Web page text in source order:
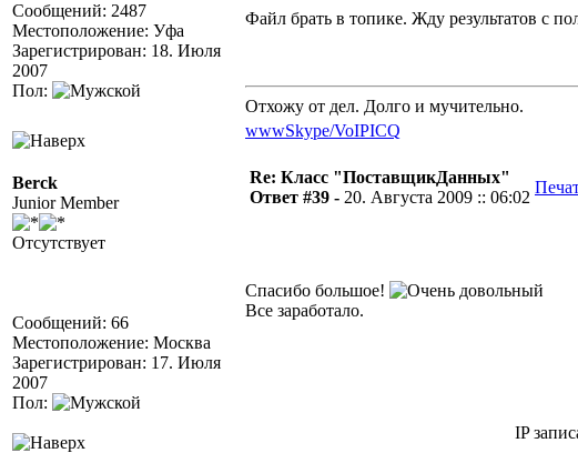
Сообщений: 2487
Местоположение: Уфа
Зарегистрирован: 18. Июля
2007
Пол:
Файл брать в топике. Жду результатов с
Отхожу от дел. Долго и мучительно.
wwwSkype/VoIPICQ
Berck
Junior Member
Отсутствует
Сообщений: 66
Местоположение: Москва
Зарегистрирован: 17. Июля
2007
Пол:
Re: Класс "ПоставщикДанных"
Ответ #39 - 20. Августа 2009 :: 06:02
Спасибо большое!
Все заработало.
IP